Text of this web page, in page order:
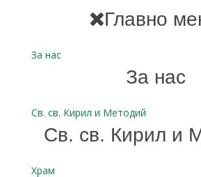
Главно
За нас
За нас
Св. св. Кирил и Методий
Св. св. Кирил и
Храм